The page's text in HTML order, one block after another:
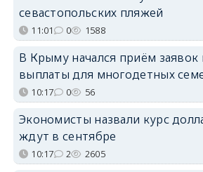
севастопольских пляжей
11:01 0 1588
В Крыму начался приём заявок
выплаты для многодетных
10:17 0 56
Экономисты назвали курс
ждут в сентябре
10:17 2 2605